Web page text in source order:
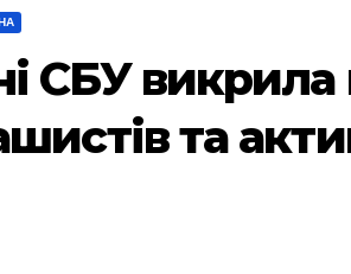
СБУ викрила
та